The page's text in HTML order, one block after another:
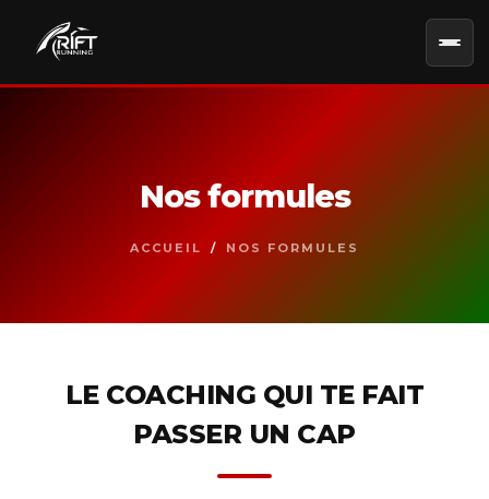
Nos formules
ACCUEIL / NOS FORMULES
LE COACHING QUI TE FAIT
PASSER UN CAP